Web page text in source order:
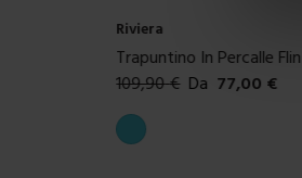
Riviera
Trapuntino In Percalle Flin
109,90€ Da 77,00€
Colori disponibili
Azzurro